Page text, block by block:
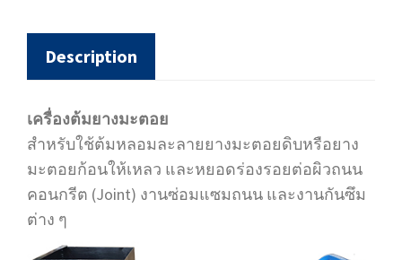
Description
เครื่องต้มยางมะตอย
สำหรับใช้ต้มหลอมละลายยางมะตอยดิบหรือยาง
มะตอยก้อนให้เหลว และหยอดร่องรอยต่อผิวถนน
คอนกรีต (Joint) งานซ่อมแซมถนน และงานกันซึม
ต่าง ๆ